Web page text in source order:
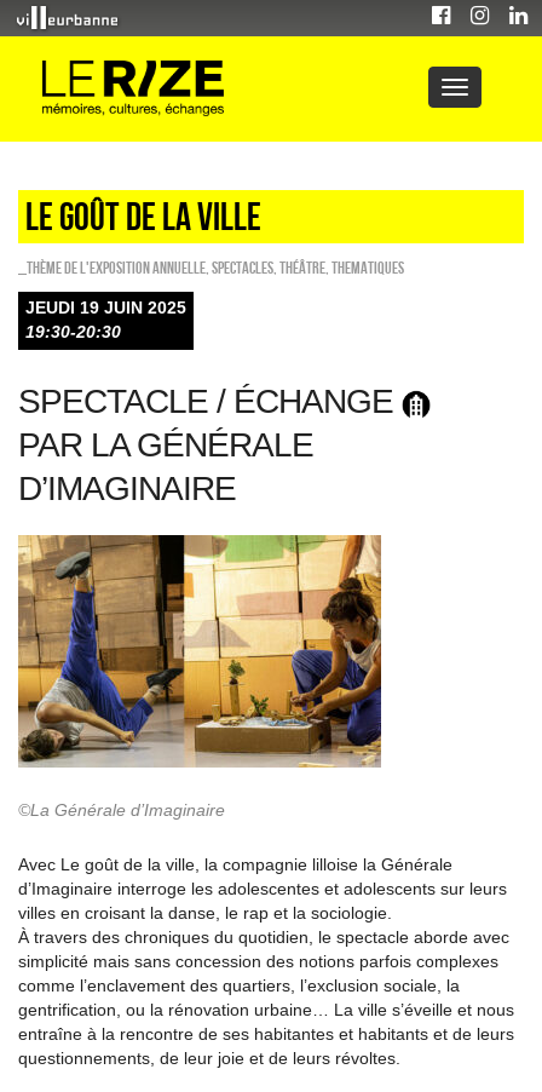
LE GOÛT DE LA VILLE
_Thème de l'exposition annuelle SPECTACLES Théâtre THEMATIQUES
JEUDI 19 JUIN 2025
19:30-20:30
SPECTACLE / ÉCHANGE
PAR LA GÉNÉRALE
D’IMAGINAIRE
©La Générale d’Imaginaire
Avec Le goût de la ville, la compagnie lilloise la Générale
d’Imaginaire interroge les adolescentes et adolescents sur leurs
villes en croisant la danse, le rap et la sociologie.
À travers des chroniques du quotidien, le spectacle aborde avec
simplicité mais sans concession des notions parfois complexes
comme l’enclavement des quartiers, l’exclusion sociale, la
gentrification, ou la rénovation urbaine… La ville s’éveille et nous
entraîne à la rencontre de ses habitantes et habitants et de leurs
questionnements, de leur joie et de leurs révoltes.